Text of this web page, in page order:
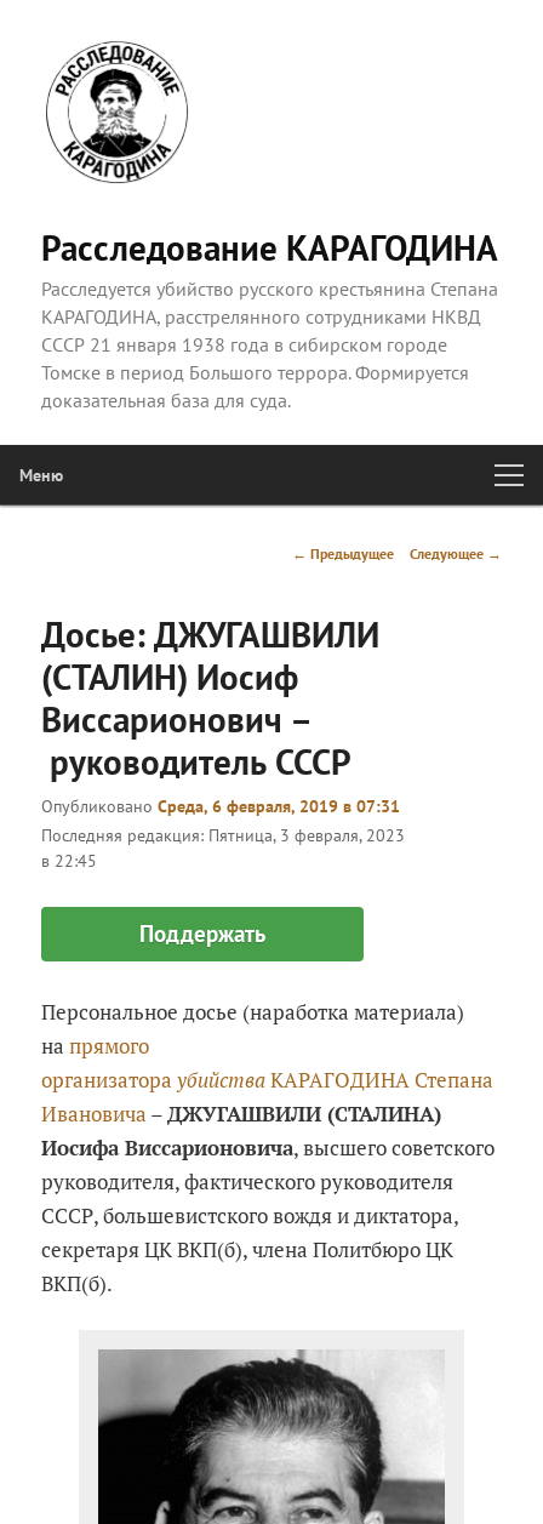
Расследование КАРАГОДИНА
Расследуется убийство русского крестьянина Степана
КАРАГОДИНА, расстрелянного сотрудниками НКВД
СССР 21 января 1938 года в сибирском городе
Томске в период Большого террора. Формируется
доказательная база для суда.
Меню
Навигация
← Предыдущее Следующее →
Досье: ДЖУГАШВИЛИ
(СТАЛИН) Иосиф
Виссарионович –
руководитель СССР
ОпубликованоСреда, 6 февраля, 2019 в 07:31
Последняя редакция: Пятница, 3 февраля, 2023
в 22:45
Поддержать
Персональное досье (наработка материала)
напрямого
организатора убийстваКАРАГОДИНА Степана
Ивановича –ДЖУГАШВИЛИ (СТАЛИНА)
Иосифа Виссарионовича, высшего советского
руководителя, фактического руководителя
СССР, большевистского вождя и диктатора,
секретаря ЦК ВКП(б), члена Политбюро ЦК
ВКП(б).